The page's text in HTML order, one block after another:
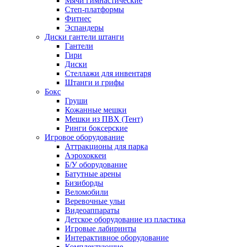
Степ-платформы
Фитнес
Эспандеры
Диски гантели штанги
Гантели
Гири
Диски
Стеллажи для инвентаря
Штанги и грифы
Бокс
Груши
Кожанные мешки
Мешки из ПВХ (Тент)
Ринги боксерские
Игровое оборудование
Аттракционы для парка
Аэрохоккеи
Б/У оборудование
Батутные арены
Бизиборды
Веломобили
Веревочные ульи
Видеоаппараты
Детское оборудование из пластика
Игровые лабиринты
Интерактивное оборудование